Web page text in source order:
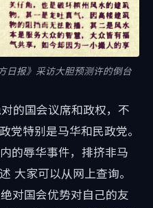
日报》采访大胆预测许的倒台
的国会议席和政权，不
党特别是马华和民政党。
的辱华事件，排挤非马
大家可以从网上查询。
对国会优势对自己的友